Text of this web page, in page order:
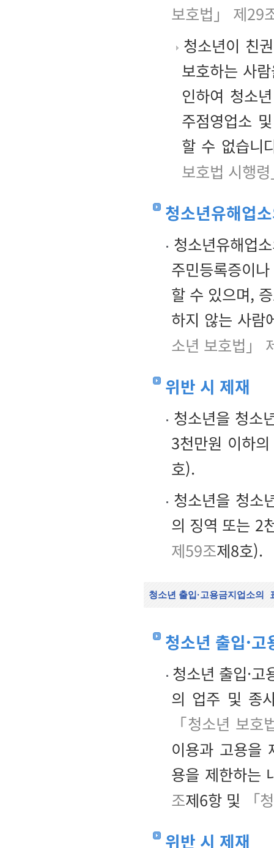
보호법」 제29
청소년이 친
보호하는 사
인하여 청소
주점영업소
할 수 없습니
보호법 시행
청소년유해업
청소년유해업
주민등록증이
할 수 있으며,
하지 않는 사람
소년 보호법」
위반 시 제재
청소년을 청소
3천만원 이하
호).
청소년을 청소
의 징역 또는 2
제59조제8호).
청소년 출입·고용금지업소의
청소년 출입·
청소년 출입·
의 업주 및 종
「청소년 보
이용과 고용을
용을 제한하는
조제6항 및 「
위반 시 제재